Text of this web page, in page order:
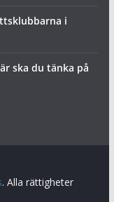
i
ska du tänka på
. Alla rättigheter